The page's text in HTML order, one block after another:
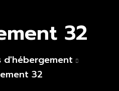
32
d'hébergement
32